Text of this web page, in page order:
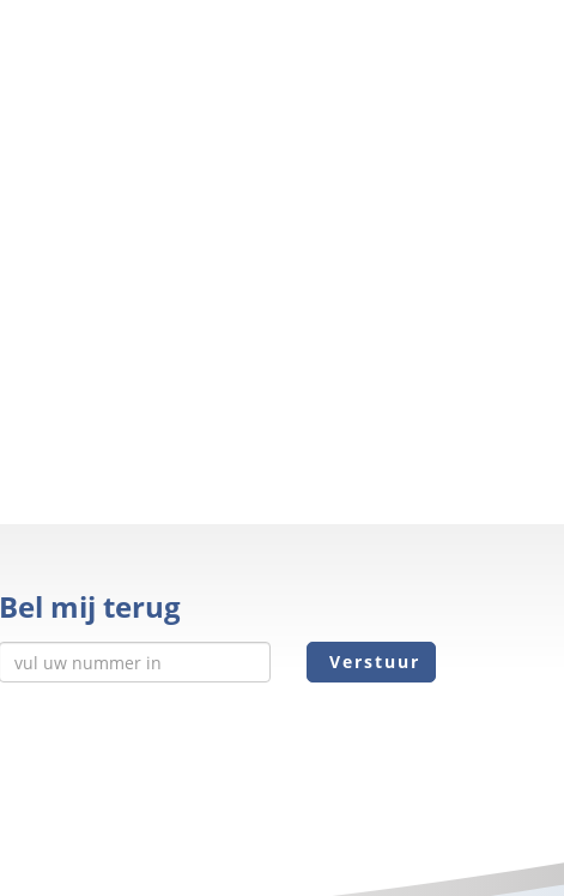
Bel mij terug
Verstuur